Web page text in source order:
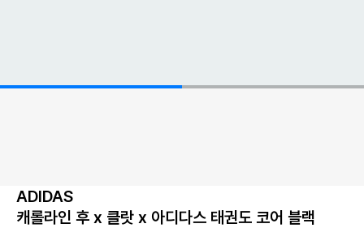
ADIDAS
캐롤라인 후 x 클랏 x 아디다스 태권도 코어 블랙